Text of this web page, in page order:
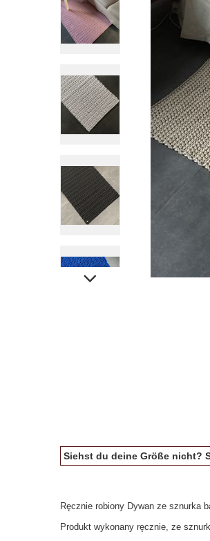
Siehst du deine Größe nicht?
Ręcznie robiony Dywan ze sznurka
Produkt wykonany ręcznie, ze